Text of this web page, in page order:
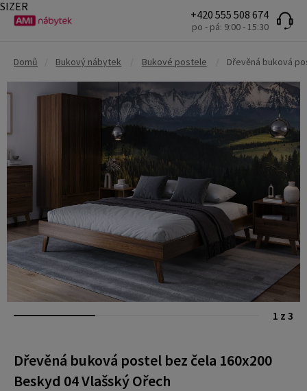
+420 555 508 674
po - pá: 9:00 - 15:30
Domů Bukový nábytek Bukové postele Dřevěná buková
1 z 3
Dřevěná buková postel bez čela 160x200
Beskyd 04 Vlašský Ořech
SIZER